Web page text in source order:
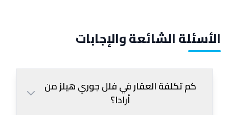
الأسئلة الشائعة والإجابات
كم تكلفة العقار في فلل جوري هيلز من
أرادا؟